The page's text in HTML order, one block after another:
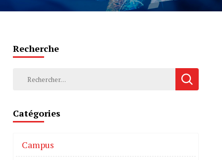
Recherche
Catégories
Campus